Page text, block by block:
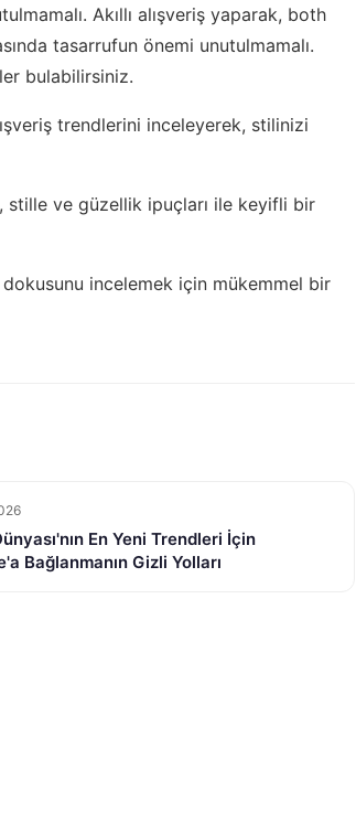
Akıllı alışveriş yaparak, both
tasarrufun önemi unutulmamalı.
bulabilirsiniz.
trendlerini inceleyerek, stilinizi
stille ve güzellik ipuçları ile keyifli bir
incelemek için mükemmel bir
En Yeni Trendleri İçin
Bağlanmanın Gizli Yolları